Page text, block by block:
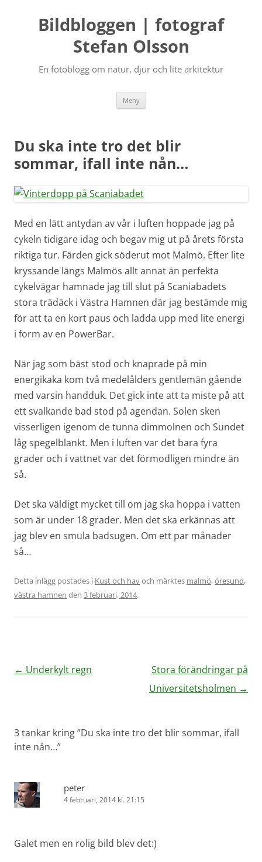
Bildbloggen | fotograf
Stefan Olsson
En fotoblogg om natur, djur och lite arkitektur
Meny Hoppa
till
Du ska inte tro det blir
sommar, ifall inte nån…
Med en lätt antydan av vår i luften hoppade jag på
cykeln tidigare idag och begav mig ut på årets första
riktiga tur. Färden gick söderut mot Malmö. Efter lite
kryssande längs Malmös allt annat än perfekta
cykelvägar hamnade jag till slut på Scaniabadets
stora trädäck i Västra Hamnen där jag bestämde mig
för att ta en kort paus och ladda upp med lite energi
i form av en PowerBar.
När jag som bäst stod och knaprade på min
energikaka kom två medelålders gentlemän gående
med varsin handduk. Det gick inte att ta miste på att
ett svalkande bad stod på agendan. Solen sken
visserligen igenom de tunna dimmolnen och Sundet
låg spegelblankt. Men i luften var det bara fyra
grader och i vattnet var det förmodligen mindre än
så.
Det ska väldigt mycket till om jag ska hoppa i vatten
som är under 18 grader. Men det ska erkännas att
jag blev en smula badsugen. Om ett par månader
så…
Detta inlägg postades i Kust och havoch märktes malmö,öresund,
västra hamnen den 3 februari, 2014.
Inläggsnavigering
← Underkylt regn
Stora förändringar på
Universitetsholmen →
3 tankar kring ”Du ska inte tro det blir sommar, ifall
inte nån…”
peter
4 februari, 2014 kl. 21:15
Galet men en rolig bild blev det:)